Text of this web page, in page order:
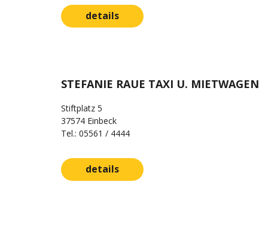
details
STEFANIE RAUE TAXI U. MIETWAGEN
Stiftplatz 5
37574 Einbeck
Tel.: 05561 / 4444
details